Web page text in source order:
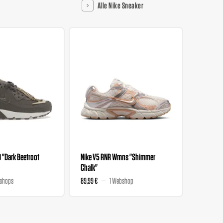
Alle Nike Sneaker
"Dark Beetroot
Nike V5 RNR Wmns "Shimmer
Chalk"
89,99 € 1 Webshop